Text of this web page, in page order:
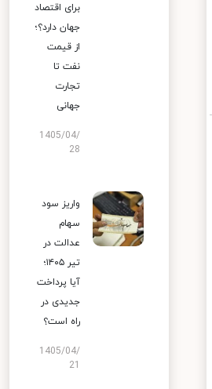
برای اقتصاد
جهان دارد؟؛
از قیمت
نفت تا
تجارت
جهانی
1405/04/
28
واریز سود
سهام
عدالت در
تیر ۱۴۰۵؛
آیا پرداخت
جدیدی در
راه است؟
1405/04/